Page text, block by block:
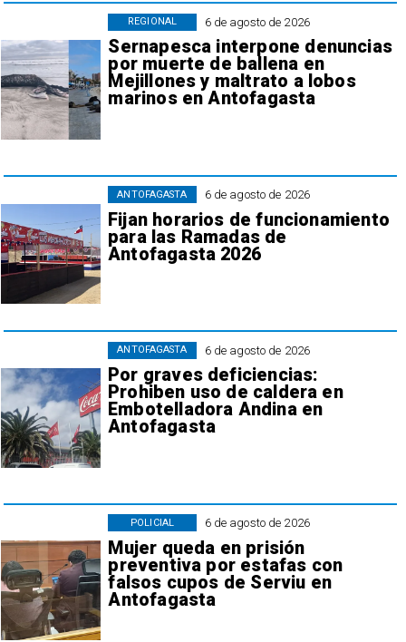
6 de agosto de 2026
Sernapesca interpone denuncias
por muerte de ballena en
Mejillones y maltrato a lobos
marinos en Antofagasta
REGIONAL
6 de agosto de 2026
Fijan horarios de funcionamiento
para las Ramadas de
Antofagasta 2026
ANTOFAGASTA
6 de agosto de 2026
Por graves deficiencias:
Prohiben uso de caldera en
Embotelladora Andina en
Antofagasta
ANTOFAGASTA
6 de agosto de 2026
Mujer queda en prisión
preventiva por estafas con
falsos cupos de Serviu en
Antofagasta
POLICIAL